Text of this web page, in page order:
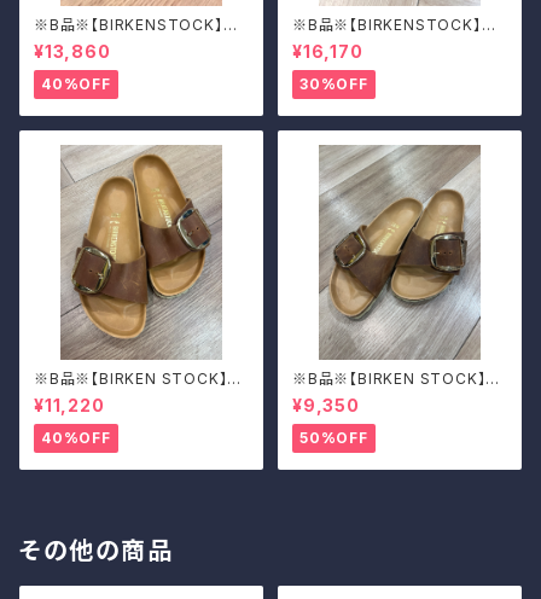
※B品※【BIRKENSTOCK】Mo
ntana/CUOIO 37
¥13,860
40%OFF
※B品※【BIRKENSTOCK】Mo
ntana/CUOIO 39
¥16,170
30%OFF
※B品※【BIRKEN STOCK】M
adrid Big Buckle/マドリッド
ビッグバックル 39
¥11,220
40%OFF
※B品※【BIRKEN STOCK】M
adrid Big Buckle/マドリッド
ビッグバックル 39
¥9,350
50%OFF
その他の商品